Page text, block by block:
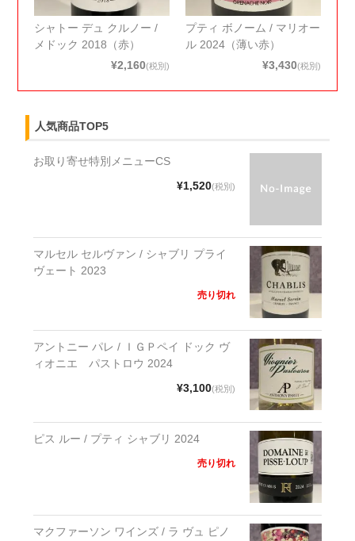
シャトー デュ クルノー /
メドック 2018（赤）
¥2,160(税別)
プティ ボノーム / マリオー
ル 2024（薄い赤）
¥3,430(税別)
人気商品TOP5
お取り寄せ特別メニューCS
¥1,520(税別)
マルセル セルヴァン / シャブリ プライ
ヴェート 2023
売り切れ
アントニー パレ / ＩＧＰペイ ドック ヴ
ィオニエ パストロウ 2024
¥3,100(税別)
ピス ルー / プティ シャブリ 2024
売り切れ
マクファーソン ワインズ / ラ ヴュ ピノ